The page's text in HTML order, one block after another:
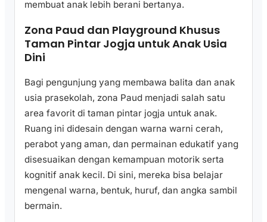
membuat anak lebih berani bertanya.
Zona Paud dan Playground Khusus
Taman Pintar Jogja untuk Anak Usia
Dini
Bagi pengunjung yang membawa balita dan anak
usia prasekolah, zona Paud menjadi salah satu
area favorit di taman pintar jogja untuk anak.
Ruang ini didesain dengan warna warni cerah,
perabot yang aman, dan permainan edukatif yang
disesuaikan dengan kemampuan motorik serta
kognitif anak kecil. Di sini, mereka bisa belajar
mengenal warna, bentuk, huruf, dan angka sambil
bermain.